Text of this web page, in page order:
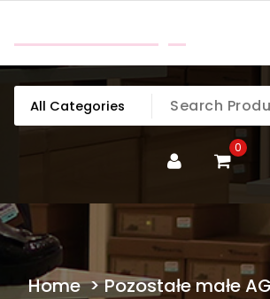
content
0
Home>Pozostałe małe